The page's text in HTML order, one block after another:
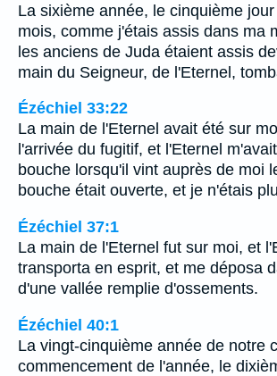
La sixième année, le cinquième
mois, comme j'étais assis dans ma
les anciens de Juda étaient assis
main du Seigneur, de l'Eternel,
Ézéchiel 33:22
La main de l'Eternel avait été sur
l'arrivée du fugitif, et l'Eternel
bouche lorsqu'il vint auprès de moi
bouche était ouverte, et je n'étais
Ézéchiel 37:1
La main de l'Eternel fut sur moi, et
transporta en esprit, et me déposa
d'une vallée remplie d'ossements.
Ézéchiel 40:1
La vingt-cinquième année de notre
commencement de l'année, le